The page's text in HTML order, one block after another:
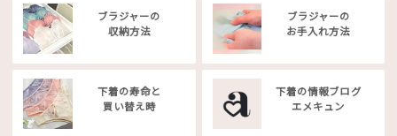
ブラジャーの
収納方法
ブラジャーの
お手入れ方法
下着の寿命と
買い替え時
下着の情報ブログ
エメキュン